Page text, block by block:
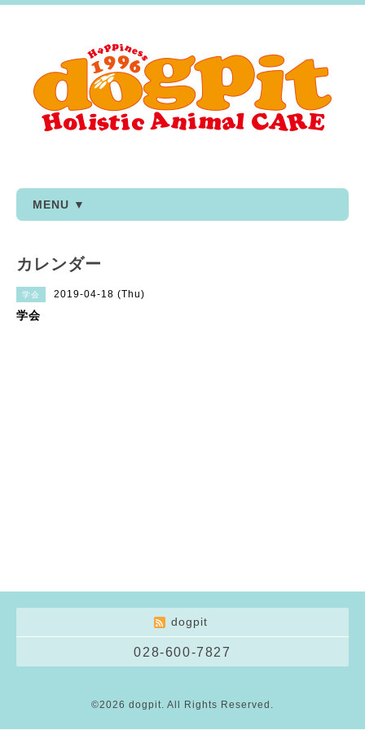
MENU ▼
カレンダー
学会 2019-04-18 (Thu)
学会
dogpit
028-600-7827
©2026 dogpit. All Rights Reserved.